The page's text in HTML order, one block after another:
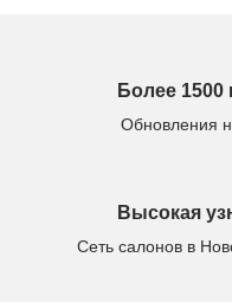
Более
Обновления
Высокая
Сеть салонов в